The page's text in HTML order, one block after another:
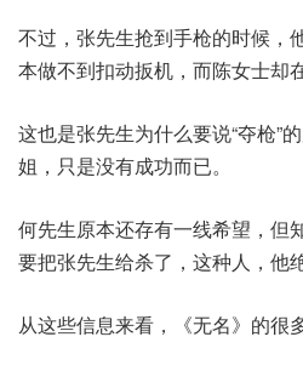
不过，张先生抢到手枪的时候，
本做不到扣动扳机，而陈女士却
这也是张先生为什么要说“夺枪”
姐，只是没有成功而已。
何先生原本还存有一线希望，但
要把张先生给杀了，这种人，他
从这些信息来看，《无名》的很